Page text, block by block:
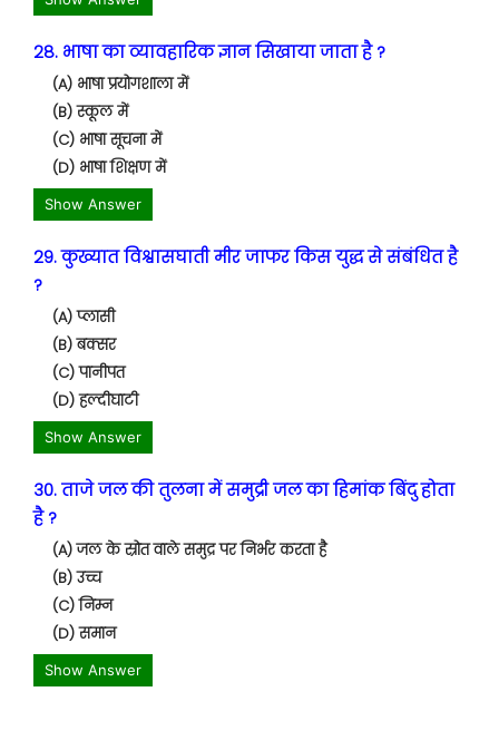
28. भाषा का व्यावहारिक ज्ञान सिखाया जाता है ?
(A) भाषा प्रयोगशाला में
(B) स्कूल में
(C) भाषा सूचना में
(D) भाषा शिक्षण में
Show Answer
29. कुख्यात विश्वासघाती मीर जाफर किस युद्ध से संबंधित है
?
(A) प्लासी
(B) बक्सर
(C) पानीपत
(D) हल्दीघाटी
Show Answer
30. ताजे जल की तुलना में समुद्री जल का हिमांक बिंदु होता
है ?
(A) जल के स्रोत वाले समुद्र पर निर्भर करता है
(B) उच्च
(C) निम्न
(D) समान
Show Answer